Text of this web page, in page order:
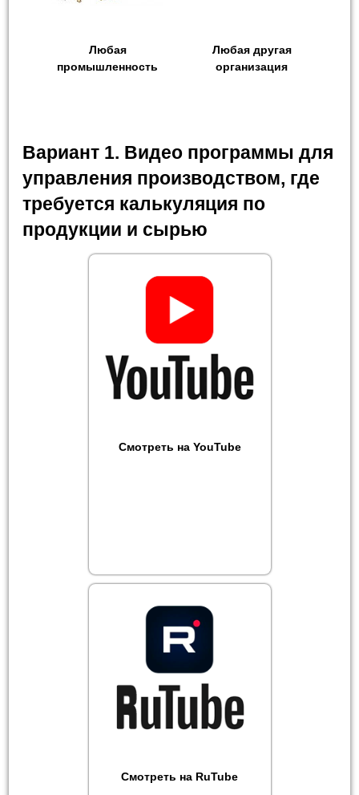
Любая
промышленность
Любая другая
организация
Вариант 1. Видео программы для
управления производством, где
требуется калькуляция по
продукции и сырью
Смотреть на YouTube
Смотреть на RuTube